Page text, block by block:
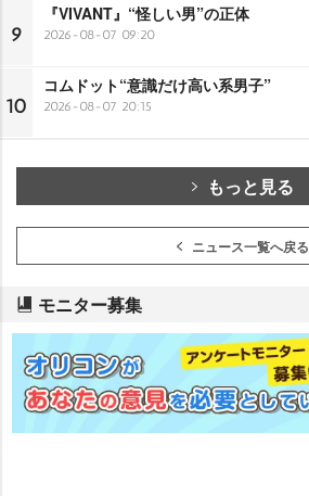
9
『VIVANT』“怪しい男”の正体
2026-08-07 09:20
10
コムドット“意識だけ高い系男子”
2026-08-07 20:15
もっと見る
ニュース一覧へ戻る
モニター募集